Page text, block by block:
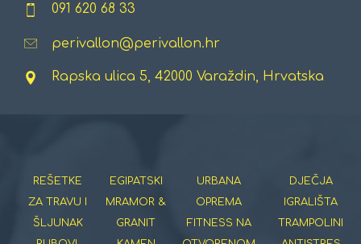
091 620 68 33
perivallon@perivallon.hr
Rapska ulica 5, 42000 Varaždin, Hrvatska
REŠETKE
ZA TRAVU I
ŠLJUNAK
EGIPATSKI
MRAMOR &
GRANIT
URBANA
OPREMA
FITNESS NA
DJEČJA
IGRALIŠTA
TRAMPOLINI